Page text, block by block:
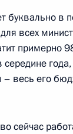
задач. Как
буквально
всех
примерно
весь его
сейчас